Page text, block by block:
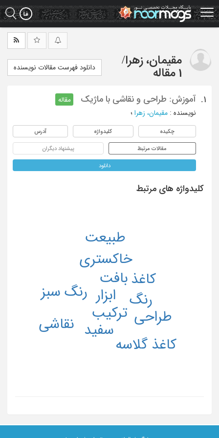
Skip
to
main
مقیمان، زهرا/
1 مقاله
دانلود فهرست مقالات نویسنده
1. آموزش: طراحی و نقاشی با ماژیک
مقاله
نویسنده : مقیمان، زهرا ؛
چکیده کلیدواژه آدرس
مقالات مرتبط پیشنهاد دیگران
دانلود
کلیدواژه های مرتبط
ابزار
بافت
ترکیب
خاکستری
رنگ رنگ سبز
سفید
طبیعت
طراحی نقاشی
کاغذ
کاغذ گلاسه